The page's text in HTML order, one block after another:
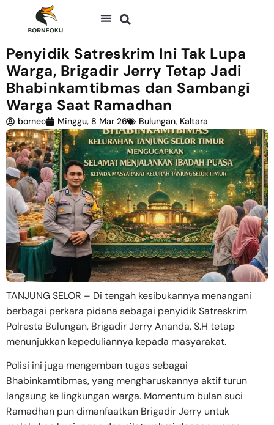
Penyidik Satreskrim Ini Tak Lupa
Warga, Brigadir Jerry Tetap Jadi
Bhabinkamtibmas dan Sambangi
Warga Saat Ramadhan
borneo Minggu, 8 Mar 26 Bulungan, Kaltara
TANJUNG SELOR – Di tengah kesibukannya menangani
berbagai perkara pidana sebagai penyidik Satreskrim
Polresta Bulungan, Brigadir Jerry Ananda, S.H tetap
menunjukkan kepeduliannya kepada masyarakat.
Polisi ini juga mengemban tugas sebagai
Bhabinkamtibmas, yang mengharuskannya aktif turun
langsung ke lingkungan warga. Momentum bulan suci
Ramadhan pun dimanfaatkan Brigadir Jerry untuk